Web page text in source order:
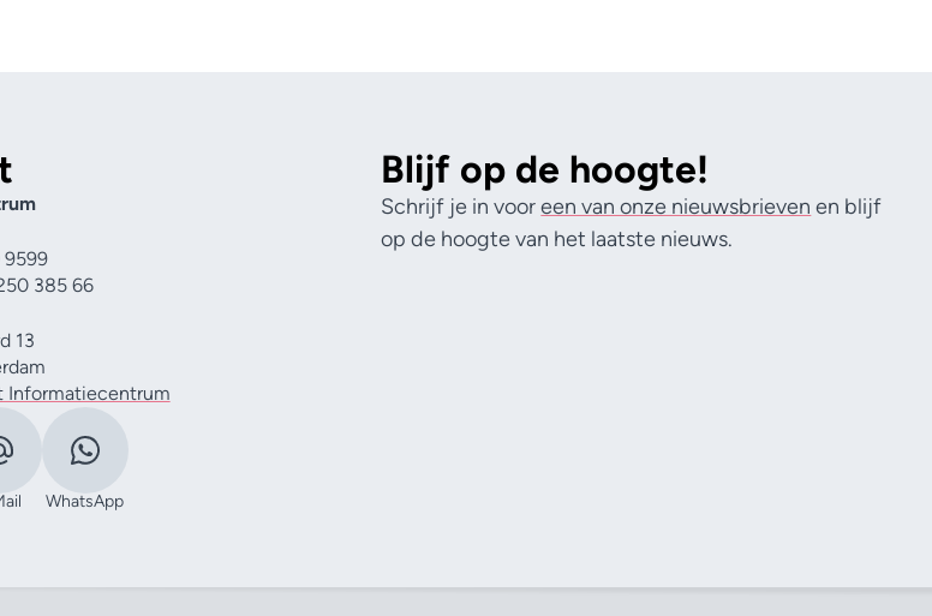
385 66
13
Informatiecentrum
WhatsApp
Blijf op de hoogte!
Schrijf je in vooreen van onze nieuwsbrieven en blijf
op de hoogte van het laatste nieuws.